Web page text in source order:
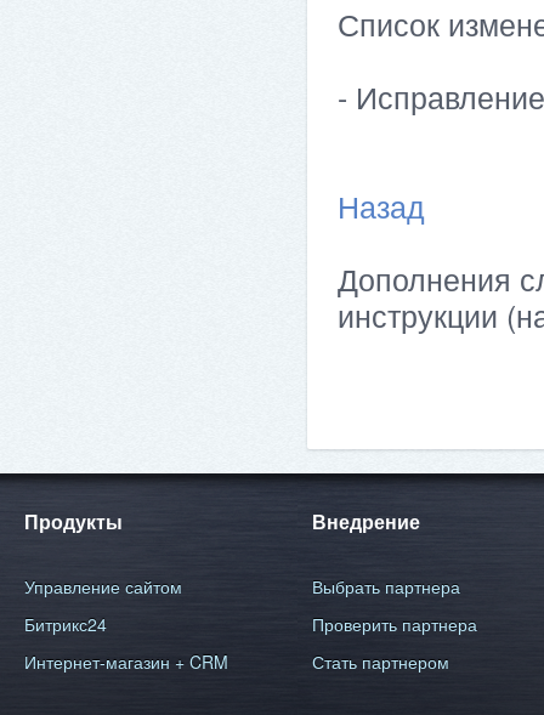
Список
-
Назад
Дополнения
инструкции
Продукты
Управление сайтом
Битрикс24
Интернет-магазин + CRM
Внедрение
Выбрать партнера
Проверить партнера
Стать партнером